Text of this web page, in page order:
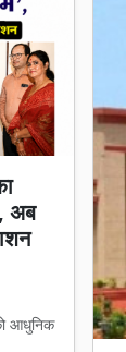
अब
आधुनिक